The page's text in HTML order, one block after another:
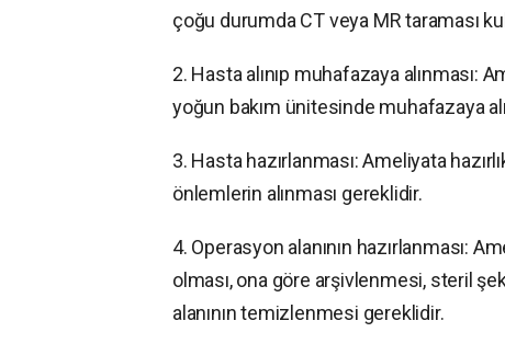
çoğu durumda CT veya MR taraması
2. Hasta alınıp muhafazaya alınması:
yoğun bakım ünitesinde muhafazaya
3. Hasta hazırlanması: Ameliyata
önlemlerin alınması gereklidir.
4. Operasyon alanının hazırlanması:
olması, ona göre arşivlenmesi, steril
alanının temizlenmesi gereklidir.